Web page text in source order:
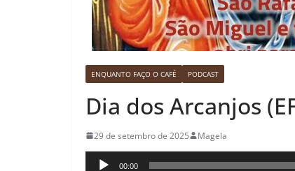
ENQUANTO FAÇO O CAFÉ PODCAST
Dia dos Arcanjos
29 de setembro de 2025 Magela
Tocador00:00